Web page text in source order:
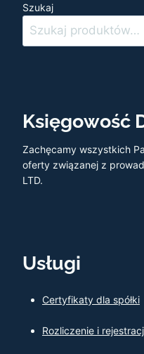
Szukaj
Księgowość
Zachęcamy wszystkich
oferty związanej z
LTD.
Usługi
Certyfikaty dla spółki
Rozliczenie i